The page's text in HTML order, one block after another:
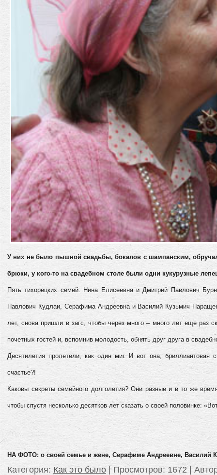
У них не было пышной свадьбы, бокалов с шампанским,
брюки, у кого-то на свадебном столе были одни кукурузные
Пять тихорецких семей: Нина Елисеевна и Дмитрий Павлович
Павлович Кудлаи, Серафима Андреевна и Василий Кузьмич
лет, снова пришли в загс, чтобы через много – много лет еще раз
почетных гостей и, вспомнив молодость, обнять друг друга в
Десятилетия пролетели, как один миг. И вот она,
счастье?!
Каковы секреты семейного долголетия? Они разные и в то же
чтобы спустя несколько десятков лет сказать о своей половинке:
НА ФОТО: о своей семье и жене, Серафиме Андреевне, Василий
Категория: Как это было | Просмотров: 1672 |